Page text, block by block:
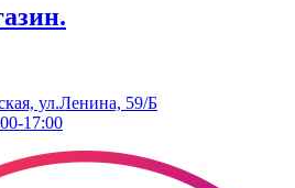
ул.Ленина, 59/Б
17:00